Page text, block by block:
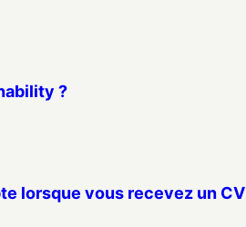
?
lorsque vous recevez un CV